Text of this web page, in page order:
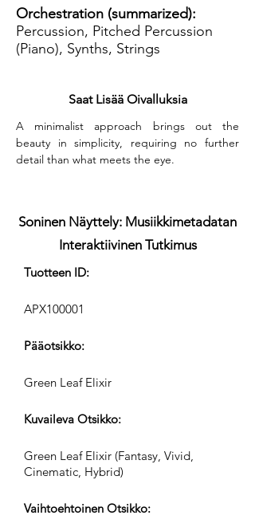
Orchestration (summarized):
Percussion, Pitched Percussion
(Piano), Synths, Strings
Saat Lisää Oivalluksia
A minimalist approach brings out the
beauty in simplicity, requiring no further
detail than what meets the eye.
Soninen Näyttely: Musiikkimetadatan
Interaktiivinen Tutkimus
Tuotteen ID:
APX100001
Pääotsikko:
Green Leaf Elixir
Kuvaileva Otsikko:
Green Leaf Elixir (Fantasy, Vivid,
Cinematic, Hybrid)
Vaihtoehtoinen Otsikko: